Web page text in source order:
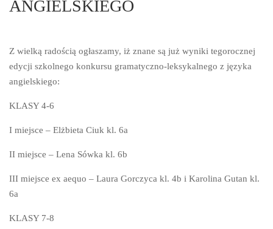
ANGIELSKIEGO
Z wielką radością ogłaszamy, iż znane są już wyniki tegorocznej
edycji szkolnego konkursu gramatyczno-leksykalnego z języka
angielskiego:
KLASY 4-6
I miejsce – Elżbieta Ciuk kl. 6a
II miejsce – Lena Sówka kl. 6b
III miejsce ex aequo – Laura Gorczyca kl. 4b i Karolina Gutan kl.
6a
KLASY 7-8